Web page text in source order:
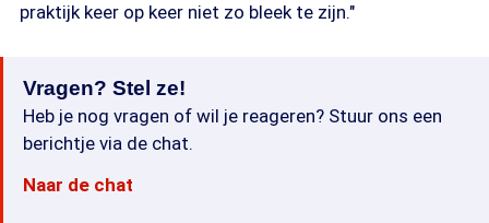
praktijk keer op keer niet zo bleek te zijn."
Vragen? Stel ze!
Heb je nog vragen of wil je reageren? Stuur ons een
berichtje via de chat.
Naar de chat